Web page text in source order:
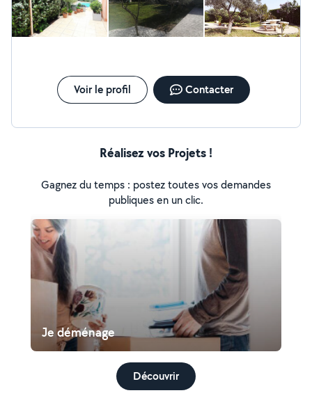
Voir le profil Contacter
Réalisez vos Projets !
Gagnez du temps : postez toutes vos demandes
publiques en un clic.
Je déménage
Découvrir